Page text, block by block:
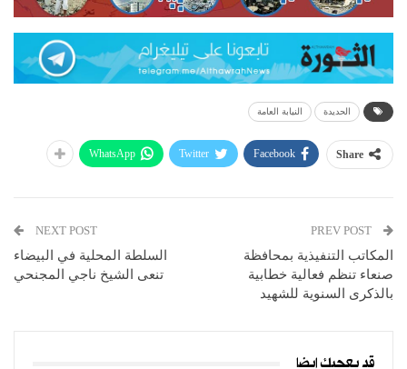
الحديدة النيابة العامة
Share
Facebook
Twitter
WhatsApp
المكاتب التنفيذية بمحافظة
صنعاء تنظم فعالية خطابية
بالذكرى السنوية للشهيد
NEXT POST
السلطة المحلية في البيضاء
تنعى الشيخ ناجي المجنحي
قد يعجبك ايضا